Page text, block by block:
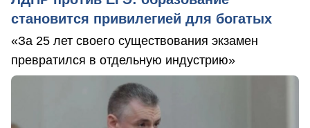
становится привилегией для богатых
«За 25 лет своего существования экзамен
превратился в отдельную индустрию»